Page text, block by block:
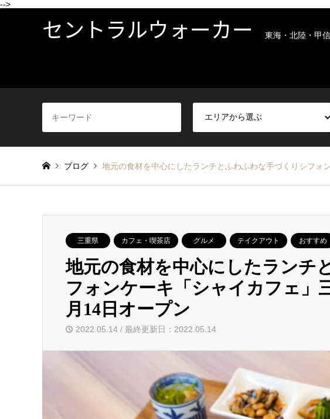
-->
セントラルウォーカー 東海・北陸・甲
ブログ 地元の食材を中心にしたランチとふわふわな手づくりシフ
三重県 カフェ・喫茶店 グルメ テイクアウト おすすめ
地元の食材を中心にしたランチ
フォンケーキ「シャイカフェ」
月14日オープン
2022.05.14 / 最終更新日：2022.05.14